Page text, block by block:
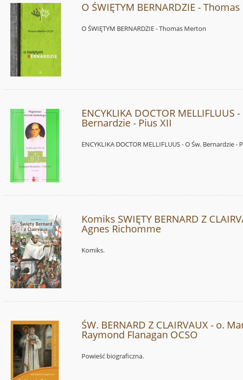
O ŚWIĘTYM BERNARDZIE -
O ŚWIĘTYM BERNARDZIE - Thomas Merton
ENCYKLIKA DOCTOR MELLIFLUUS
Bernardzie - Pius XII
ENCYKLIKA DOCTOR MELLIFLUUS - O Św. Bernardzie -
Komiks SWIĘTY BERNARD Z
Agnes Richomme
Komiks.
ŚW. BERNARD Z CLAIRVAUX - o.
Raymond Flanagan OCSO
Powieść biograficzna.